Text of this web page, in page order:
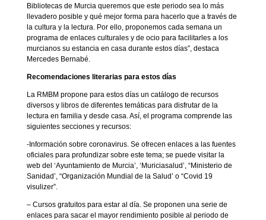
Bibliotecas de Murcia queremos que este periodo sea lo más
llevadero posible y qué mejor forma para hacerlo que a través de
la cultura y la lectura. Por ello, proponemos cada semana un
programa de enlaces culturales y de ocio para facilitarles a los
murcianos su estancia en casa durante estos días”, destaca
Mercedes Bernabé.
Recomendaciones literarias para estos días
La RMBM propone para estos días un catálogo de recursos
diversos y libros de diferentes temáticas para disfrutar de la
lectura en familia y desde casa. Así, el programa comprende las
siguientes secciones y recursos:
-Información sobre coronavirus. Se ofrecen enlaces a las fuentes
oficiales para profundizar sobre este tema; se puede visitar la
web del ‘Ayuntamiento de Murcia’, ‘Muriciasalud’, “Ministerio de
Sanidad’, “Organización Mundial de la Salud’ o “Covid 19
visulizer”.
– Cursos gratuitos para estar al día. Se proponen una serie de
enlaces para sacar el mayor rendimiento posible al periodo de